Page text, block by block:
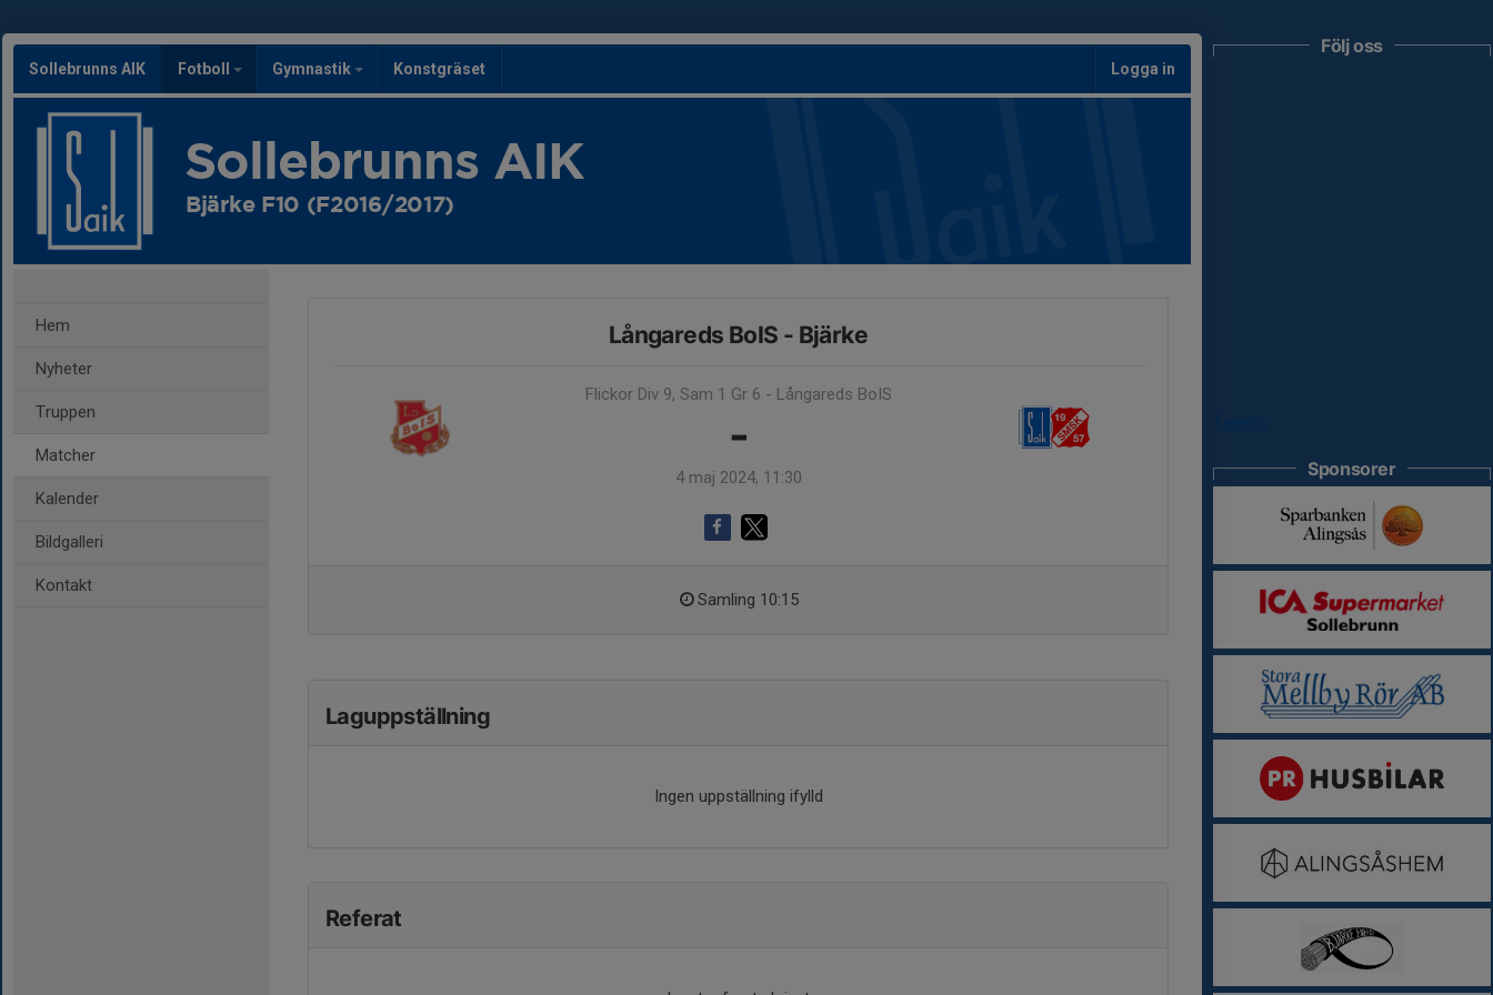
Sollebrunns AIK Fotboll Gymnastik Konstgräset Logga in
Sollebrunns AIK
Bjärke F10 (F2016/2017)
Hem
Nyheter
Truppen
Matcher
Kalender
Bildgalleri
Kontakt
Långareds BoIS - Bjärke
Flickor Div 9, Sam 1 Gr 6 - Långareds BoIS
-
4 maj 2024, 11:30
Samling 10:15
Laguppställning
Ingen uppställning ifylld
Referat
Följ oss
Sponsorer